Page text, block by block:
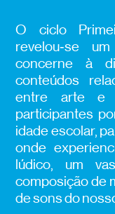
O ciclo
revelou‑se
concerne à
conteúdos
entre arte e
participantes
idade escolar,
onde
lúdico, um
composição de
de sons do